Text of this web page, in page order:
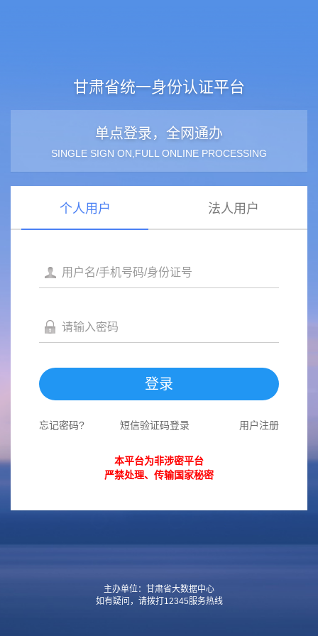
甘肃省统一身份认证平台
单点登录，全网通办
SINGLE SIGN ON,FULL ONLINE PROCESSING
个人用户 法人用户
登录
短信验证码登录 用户注册
忘记密码?
本平台为非涉密平台
严禁处理、传输国家秘密
主办单位：甘肃省大数据中心
如有疑问，请拨打12345服务热线